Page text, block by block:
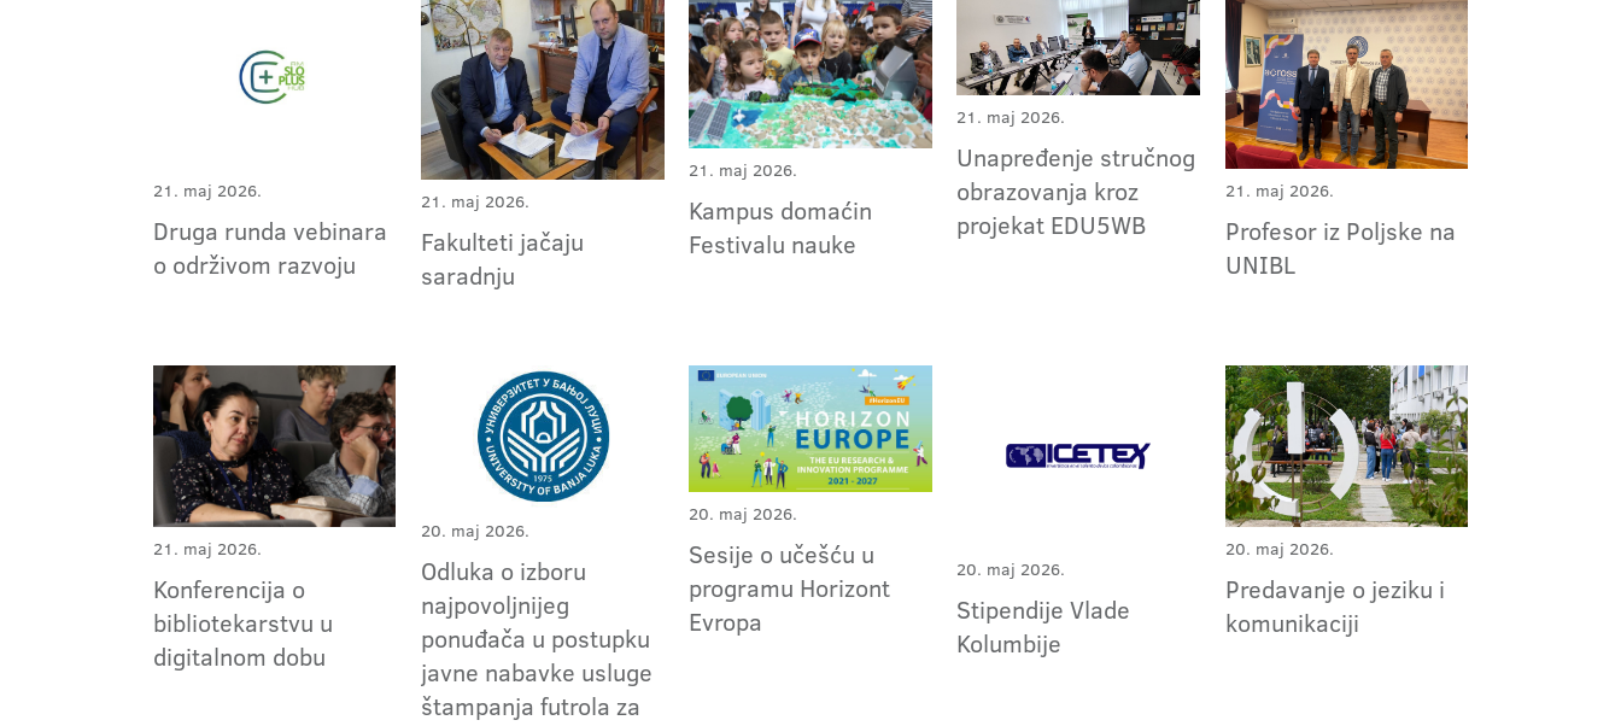
21. maj 2026.
Druga runda vebinara
o održivom razvoju
21. maj 2026.
Fakulteti jačaju
saradnju
21. maj 2026.
Kampus domaćin
Festivalu nauke
21. maj 2026.
Unapređenje stručnog
obrazovanja kroz
projekat EDU5WB
21. maj 2026.
Profesor iz Poljske na
UNIBL
21. maj 2026.
Konferencija o
bibliotekarstvu u
digitalnom dobu
20. maj 2026.
Odluka o izboru
najpovoljnijeg
ponuđača u postupku
javne nabavke usluge
štampanja futrola za
20. maj 2026.
Sesije o učešću u
programu Horizont
Evropa
20. maj 2026.
Stipendije Vlade
Kolumbije
20. maj 2026.
Predavanje o jeziku i
komunikaciji